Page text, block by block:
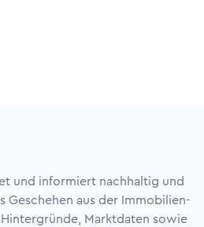
und informiert nachhaltig und
Geschehen aus der Immobilien-
Marktdaten sowie